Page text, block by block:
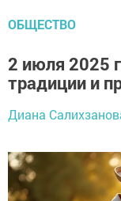
ОБЩЕСТВО
2 июля 2025
традиции и
Диана